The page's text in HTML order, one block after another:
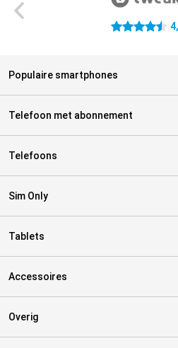
4.5 sterren
Populaire smartphones
Telefoon met abonnement
Telefoons
Sim Only
Tablets
Accessoires
Overig